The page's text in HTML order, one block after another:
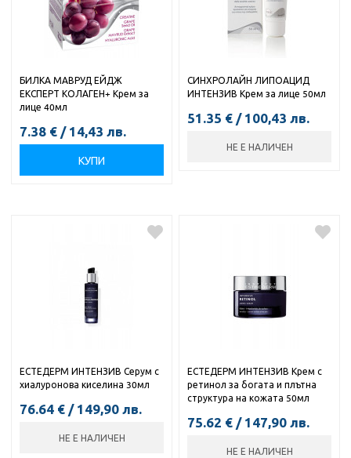
БИЛКА МАВРУД ЕЙДЖ
ЕКСПЕРТ КОЛАГЕН+ Крем за
лице 40мл
7.38 € / 14,43 лв.
КУПИ
СИНХРОЛАЙН ЛИПОАЦИД
ИНТЕНЗИВ Крем за лице 50мл
51.35 € / 100,43 лв.
НЕ Е НАЛИЧЕН
ЕСТЕДЕРМ ИНТЕНЗИВ Серум с
хиалуронова киселина 30мл
76.64 € / 149,90 лв.
НЕ Е НАЛИЧЕН
ЕСТЕДЕРМ ИНТЕНЗИВ Крем с
ретинол за богата и плътна
структура на кожата 50мл
75.62 € / 147,90 лв.
НЕ Е НАЛИЧЕН